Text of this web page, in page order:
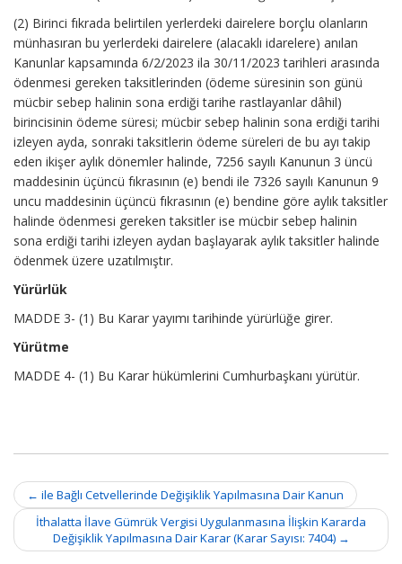
(2) Birinci fıkrada belirtilen yerlerdeki dairelere borçlu olanların
münhasıran bu yerlerdeki dairelere (alacaklı idarelere) anılan
Kanunlar kapsamında 6/2/2023 ila 30/11/2023 tarihleri arasında
ödenmesi gereken taksitlerinden (ödeme süresinin son günü
mücbir sebep halinin sona erdiği tarihe rastlayanlar dâhil)
birincisinin ödeme süresi; mücbir sebep halinin sona erdiği tarihi
izleyen ayda, sonraki taksitlerin ödeme süreleri de bu ayı takip
eden ikişer aylık dönemler halinde, 7256 sayılı Kanunun 3 üncü
maddesinin üçüncü fıkrasının (e) bendi ile 7326 sayılı Kanunun 9
uncu maddesinin üçüncü fıkrasının (e) bendine göre aylık taksitler
halinde ödenmesi gereken taksitler ise mücbir sebep halinin
sona erdiği tarihi izleyen aydan başlayarak aylık taksitler halinde
ödenmek üzere uzatılmıştır.
Yürürlük
MADDE 3- (1) Bu Karar yayımı tarihinde yürürlüğe girer.
Yürütme
MADDE 4- (1) Bu Karar hükümlerini Cumhurbaşkanı yürütür.
Post
navigation
← ile Bağlı Cetvellerinde Değişiklik Yapılmasına Dair Kanun
İthalatta İlave Gümrük Vergisi Uygulanmasına İlişkin Kararda
Değişiklik Yapılmasına Dair Karar (Karar Sayısı: 7404) →